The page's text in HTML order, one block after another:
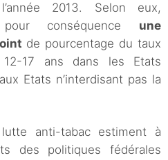
2013. Selon eux,
conséquence une
de pourcentage du taux
17 ans dans les Etats
Etats n’interdisant pas la
anti-tabac estiment à
des politiques fédérales